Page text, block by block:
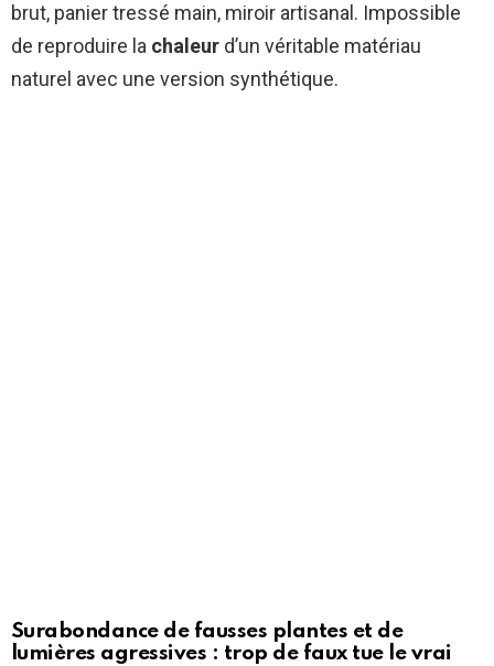
brut, panier tressé main, miroir artisanal. Impossible
de reproduire la chaleur d’un véritable matériau
naturel avec une version synthétique.
Surabondance de fausses plantes et de
lumières agressives : trop de faux tue le vrai